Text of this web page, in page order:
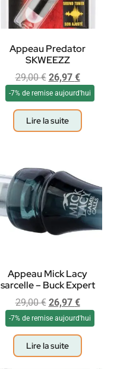
Appeau Predator
SKWEEZZ
29,00€ 26,97 €
-7% de remise aujourd'hui
Lire la suite
Appeau Mick Lacy
sarcelle – Buck Expert
29,00€ 26,97 €
-7% de remise aujourd'hui
Lire la suite